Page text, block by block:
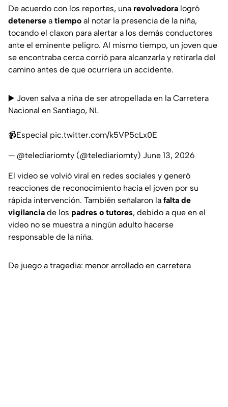
De acuerdo con los reportes, una revolvedora logró
detenerse a tiempo al notar la presencia de la niña,
tocando el claxon para alertar a los demás conductores
ante el eminente peligro. Al mismo tiempo, un joven que
se encontraba cerca corrió para alcanzarla y retirarla del
camino antes de que ocurriera un accidente.
▶️ Joven salva a niña de ser atropellada en la Carretera
Nacional en Santiago, NL
📹Especial pic.twitter.com/k5VP5cLx0E
— @telediariomty (@telediariomty) June 13, 2026
El video se volvió viral en redes sociales y generó
reacciones de reconocimiento hacia el joven por su
rápida intervención. También señalaron la falta de
vigilancia de los padres o tutores, debido a que en el
video no se muestra a ningún adulto hacerse
responsable de la niña.
De juego a tragedia: menor arrollado en carretera